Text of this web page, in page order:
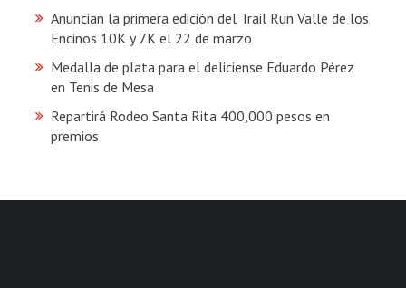
Anuncian la primera edición del Trail Run Valle de los
Encinos 10K y 7K el 22 de marzo
Medalla de plata para el deliciense Eduardo Pérez
en Tenis de Mesa
Repartirá Rodeo Santa Rita 400,000 pesos en
premios